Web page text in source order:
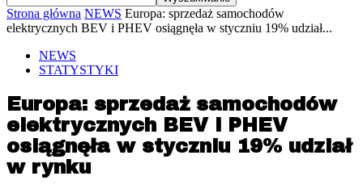
Strona główna NEWS Europa: sprzedaż samochodów
elektrycznych BEV i PHEV osiągnęła w styczniu 19% udział...
NEWS
STATYSTYKI
Europa: sprzedaż samochodów
elektrycznych BEV i PHEV
osiągnęła w styczniu 19% udział
w rynku